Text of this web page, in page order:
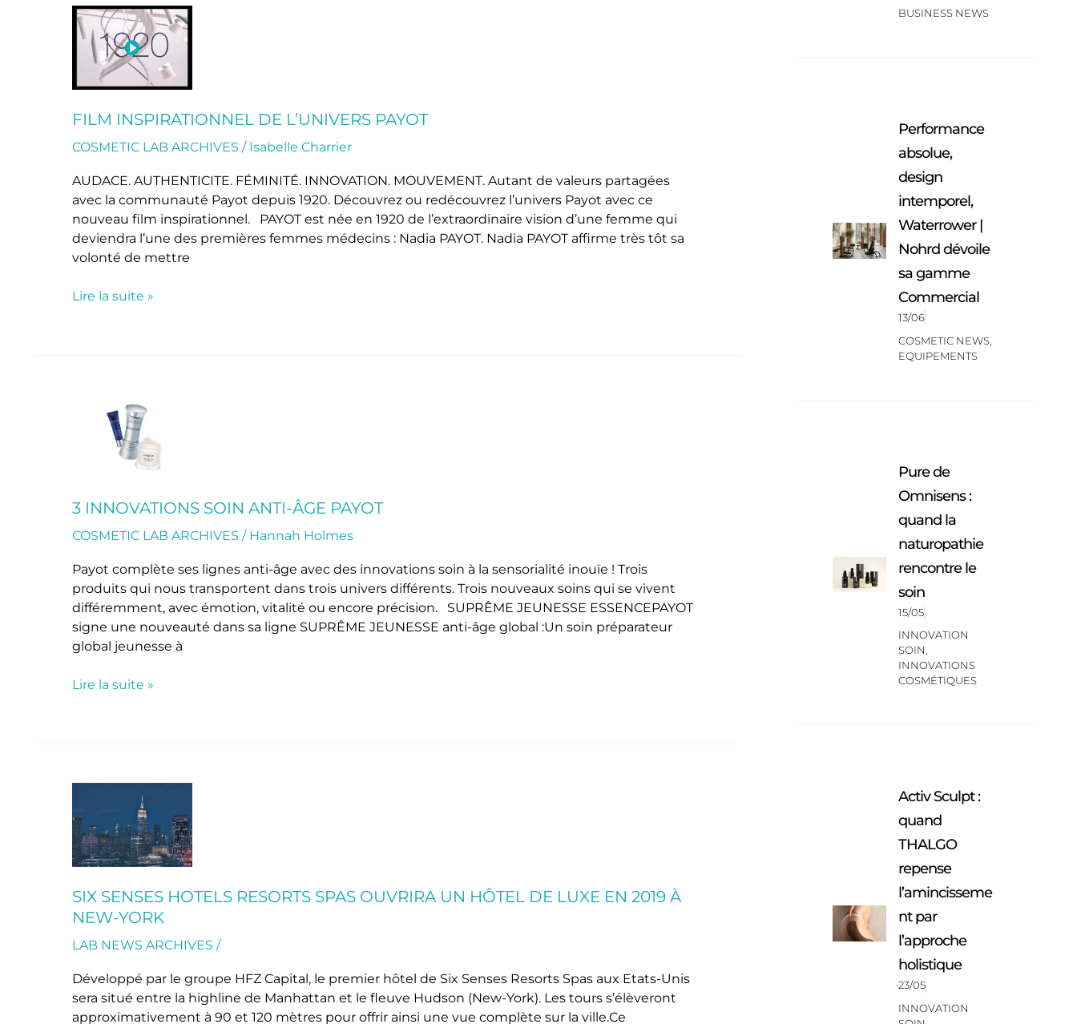
FILM INSPIRATIONNEL DE L’UNIVERS PAYOT
COSMETIC LAB ARCHIVES / Isabelle Charrier
AUDACE. AUTHENTICITE. FÉMINITÉ. INNOVATION. MOUVEMENT. Autant de valeurs partagées
avec la communauté Payot depuis 1920. Découvrez ou redécouvrez l’univers Payot avec ce
nouveau film inspirationnel. PAYOT est née en 1920 de l’extraordinaire vision d’une femme qui
deviendra l’une des premières femmes médecins : Nadia PAYOT. Nadia PAYOT affirme très tôt sa
volonté de mettre
Film
inspirationnel
l’univers
Payot
Lire la suite »
3 INNOVATIONS SOIN ANTI-ÂGE PAYOT
COSMETIC LAB ARCHIVES / Hannah Holmes
Payot complète ses lignes anti-âge avec des innovations soin à la sensorialité inouïe ! Trois
produits qui nous transportent dans trois univers différents. Trois nouveaux soins qui se vivent
différemment, avec émotion, vitalité ou encore précision. SUPRÊME JEUNESSE ESSENCEPAYOT
signe une nouveauté dans sa ligne SUPRÊME JEUNESSE anti-âge global :Un soin préparateur
global jeunesse à
innovations
Payot
Lire la suite »
SIX SENSES HOTELS RESORTS SPAS OUVRIRA UN HÔTEL DE LUXE EN 2019 À
NEW-YORK
LAB NEWS ARCHIVES /
Développé par le groupe HFZ Capital, le premier hôtel de Six Senses Resorts Spas aux Etats-Unis
sera situé entre la highline de Manhattan et le fleuve Hudson (New-York). Les tours s’élèveront
approximativement à 90 et 120 mètres pour offrir ainsi une vue complète sur la ville.Ce
Hotels
Resorts
Spas
ouvrira
un
hôtel
de
en
2019
BUSINESS NEWS
Performance
absolue,
design
intemporel,
Waterrower |
Nohrd dévoile
sa gamme
Commercial
13/06
COSMETIC NEWS
EQUIPEMENTS
Pure de
Omnisens :
quand la
naturopathie
rencontre le
soin
15/05
INNOVATION
SOIN,
INNOVATIONS
COSMÉTIQUES
Activ Sculpt :
quand
THALGO
repense
l’amincisseme
nt par
l’approche
holistique
23/05
INNOVATION